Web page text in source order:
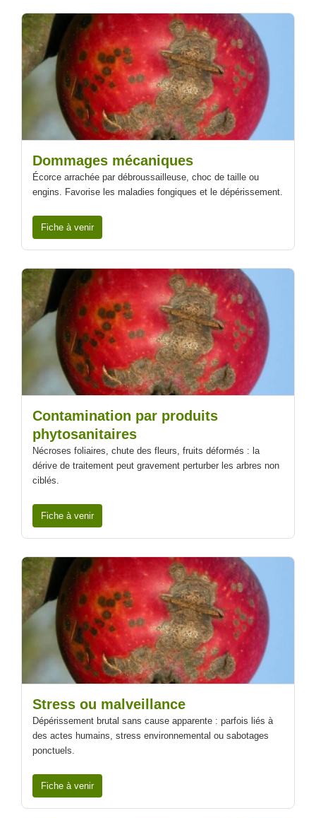
Dommages mécaniques
Écorce arrachée par débroussailleuse, choc de taille ou
engins. Favorise les maladies fongiques et le dépérissement.
Fiche à venir
Contamination par produits
phytosanitaires
Nécroses foliaires, chute des fleurs, fruits déformés : la
dérive de traitement peut gravement perturber les arbres non
ciblés.
Fiche à venir
Stress ou malveillance
Dépérissement brutal sans cause apparente : parfois liés à
des actes humains, stress environnemental ou sabotages
ponctuels.
Fiche à venir